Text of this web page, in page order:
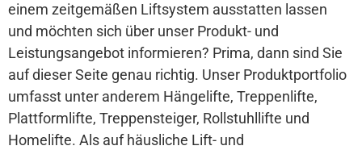
einem zeitgemäßen Liftsystem ausstatten lassen
und möchten sich über unser Produkt- und
Leistungsangebot informieren? Prima, dann sind Sie
auf dieser Seite genau richtig. Unser Produktportfolio
umfasst unter anderem Hängelifte, Treppenlifte,
Plattformlifte, Treppensteiger, Rollstuhllifte und
Homelifte. Als auf häusliche Lift- und